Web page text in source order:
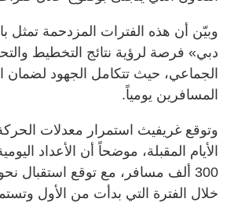
وبيّن أن هذه الفترات المزدحمة تمثل
دبي» فرصة لرؤية نتائج التخطيط
الجماعي، حيث تتكامل الجهود لضمان
المسافرين يومياً.
وتوقع غريفيث استمرار معدلات
الأيام المقبلة، موضحاً أن الأعداد
خلال الفترة التي بدأت من الأول وتستمر إلى